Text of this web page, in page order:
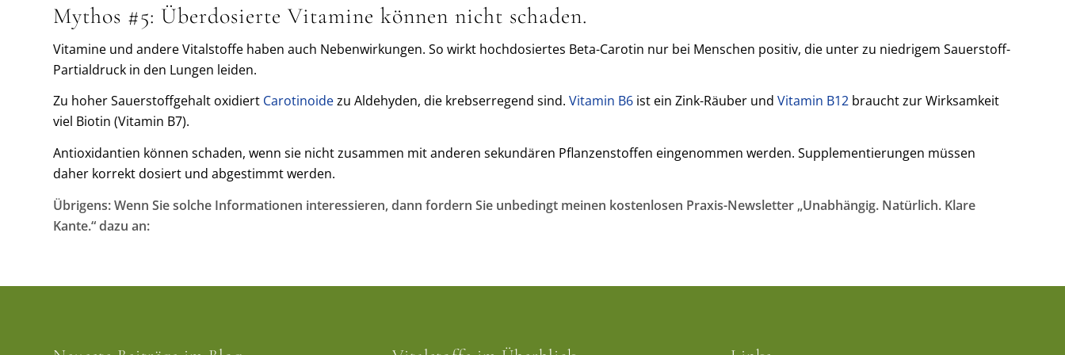
Mythos #5: Überdosierte Vitamine können nicht schaden.
Vitamine und andere Vitalstoffe haben auch Nebenwirkungen. So wirkt hochdosiertes Beta-Carotin nur bei Menschen positiv, die unter zu niedrigem Sauerstoff-
Partialdruck in den Lungen leiden.
Zu hoher Sauerstoffgehalt oxidiert Carotinoidezu Aldehyden, die krebserregend sind. Vitamin B6 ist ein Zink-Räuber und Vitamin B12 braucht zur Wirksamkeit
viel Biotin (Vitamin B7).
Antioxidantien können schaden, wenn sie nicht zusammen mit anderen sekundären Pflanzenstoffen eingenommen werden. Supplementierungen müssen
daher korrekt dosiert und abgestimmt werden.
Übrigens: Wenn Sie solche Informationen interessieren, dann fordern Sie unbedingt meinen kostenlosen Praxis-Newsletter „Unabhängig. Natürlich. Klare
Kante.“ dazu an: